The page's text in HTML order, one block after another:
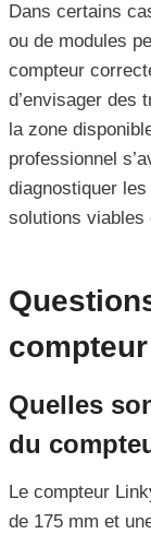
Dans certains
ou de modules
compteur
d’envisager des
la zone
professionnel
diagnostiquer
solutions viables
Quelles
du
Le compteur
de 175 mm et